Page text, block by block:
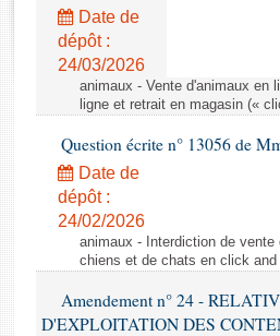
Rapports législatifs
Rapports sur l'application des lois
Baromètre de l’application des lois
Dossiers législatifs
Budget et sécurité sociale
Questions écrites et orales
Comptes rendus des débats
Date de
dépôt :
24/03/2026
animaux - Vente d'animaux en
ligne et retrait en magasin («
Question écrite n° 13056 de
Date de
dépôt :
24/02/2026
animaux - Interdiction de
chiens et de chats en click
Amendement n° 24 -
D'EXPLOITATION DES